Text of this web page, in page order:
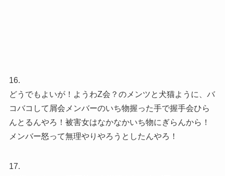
16.
どうでもよいが！ようわZ会？のメンツと犬猫ように、バ
コバコして屑会メンバーのいち物握った手で握手会ひら
んとるんやろ！被害女はなかなかいち物にぎらんから！
メンバー怒って無理やりやろうとしたんやろ！
17.